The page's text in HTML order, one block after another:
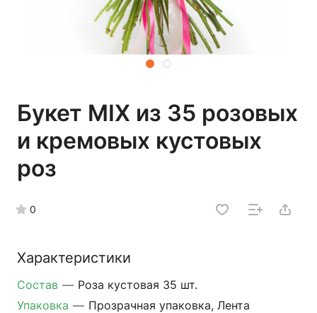
Букет MIX из 35 розовых
и кремовых кустовых
роз
0
Характеристики
Состав — Роза кустовая 35 шт.
Упаковка — Прозрачная упаковка, Лента